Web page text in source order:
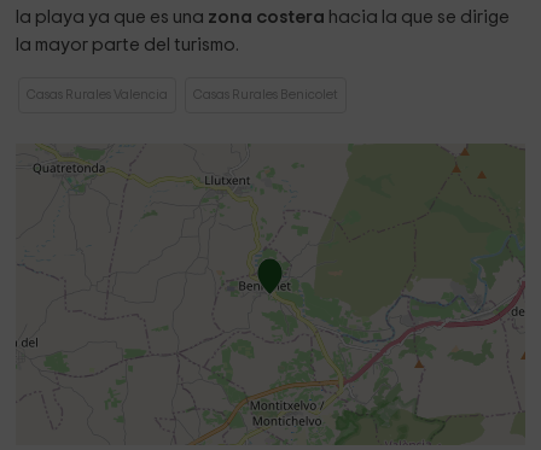
la playa ya que es una zona costera hacia la que se dirige
la mayor parte del turismo.
Casas Rurales Valencia Casas Rurales Benicolet